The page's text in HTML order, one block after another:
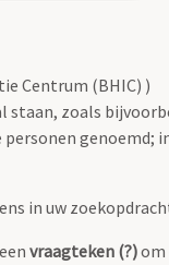
Centrum (BHIC) )
staan, zoals
in uw
vraagteken (?)om